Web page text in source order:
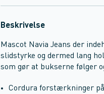
Beskrivelse
Mascot Navia Jeans der
slidstyrke og dermed lang
som gør at bukserne følger
Cordura forstærkninger